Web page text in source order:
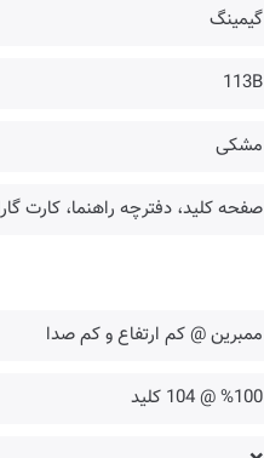
گیمینگ
113B
مشکی
صفحه کلید، دفترچه راهنما، کارت
ممبرین @ کم ارتفاع و کم صدا
%100 @ 104 کلید